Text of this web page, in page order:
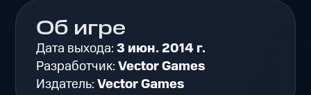
Об игре
Дата выхода:3 июн. 2014 г.
Разработчик:Vector Games
Издатель:Vector Games